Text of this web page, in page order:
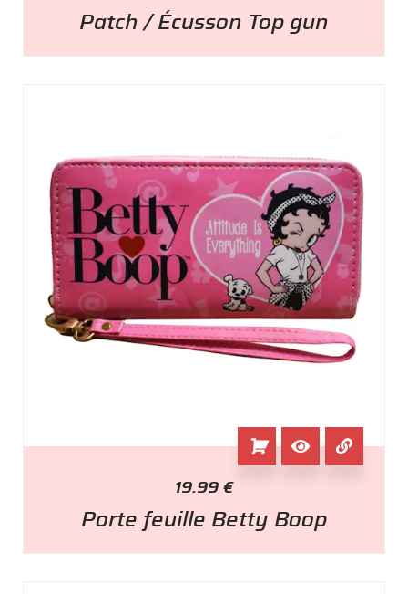
Patch / Écusson Top gun
19.99€
Porte feuille Betty Boop